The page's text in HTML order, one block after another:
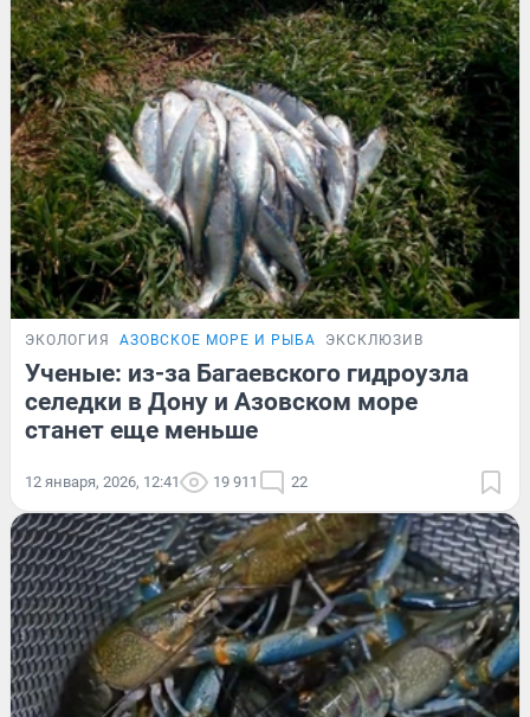
ЭКОЛОГИЯ АЗОВСКОЕ МОРЕ И РЫБА ЭКСКЛЮЗИВ
Ученые: из-за Багаевского гидроузла
селедки в Дону и Азовском море
станет еще меньше
12 января, 2026, 12:41 19 911 22